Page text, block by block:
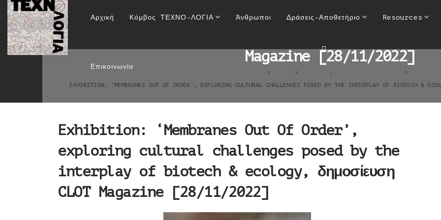
Αρχική Κόμβος ΤΕΧΝΟ-ΛΟΓΙΑ Άνθρωποι Δράσεις-Αποθετήριο Resources
Επικοινωνία
Exhibition: ‘Membranes Out Of Order’,
Magazine [28/11/2022]
,
EXHIBITION: ‘MEMBRANES OUT OF ORDER’, EXPLORING CULTURAL CHALLENGES POSED BY THE INTERPLAY OF BIOTECH
Exhibition: ‘Membranes Out Of Order’,
exploring cultural challenges posed by the
interplay of biotech & ecology, δημοσίευση
CLOT Magazine [28/11/2022]